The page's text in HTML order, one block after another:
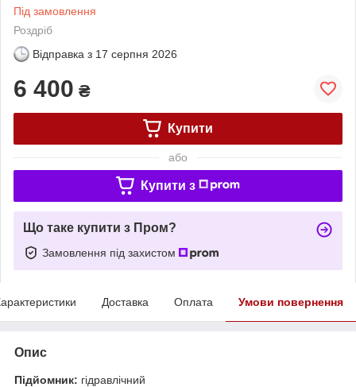
Під замовлення
Роздріб
Відправка з 17 серпня 2026
6 400 ₴
Купити
або
Купити з
Що таке купити з Пром?
Замовлення під захистом
Доставка Оплата Умови повернення
Опис
Підйомник: гідравлічний